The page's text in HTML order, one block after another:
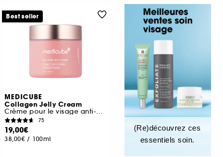
MEDICUBE
Collagen Jelly Cream
Crème pour le visage anti-âges
75
19,00€
38,00€ / 100ml
Best seller
(Re)découvrez ces
essentiels soin.